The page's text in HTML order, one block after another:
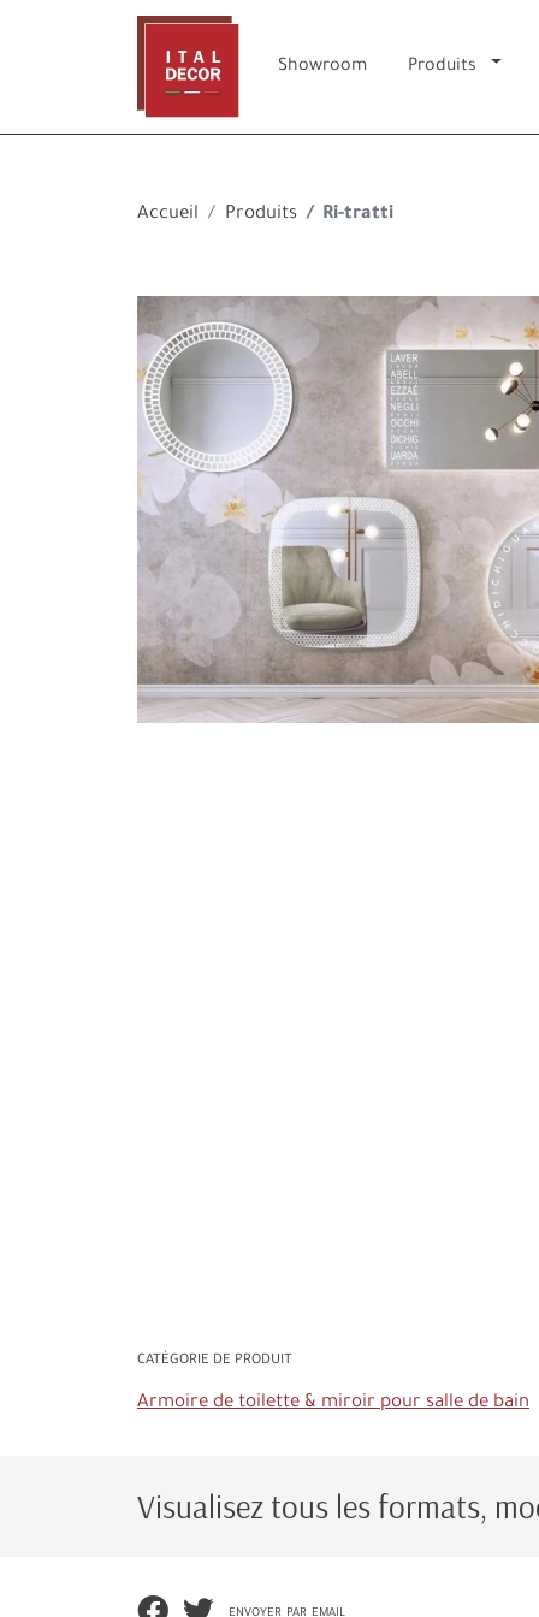
Accueil Produits Ri-tratti
CATÉGORIE DE PRODUIT
Armoire de toilette & miroir pour salle de bain
Visualisez tous les formats,
envoyer par email
Showroom Produits